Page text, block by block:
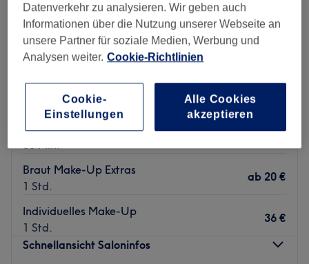
817 Bewertungen
Innenstadt, Zwickau
Auf Karte anzeigen
Wimpern kleben (Preis pro Paar)
15 €
Braut Make-Up Extras
1 Std.
ab 20 €
Individuelles Make-Up
1 Std.
36 €
Schnellansicht Saloninfos
Datenverkehr zu analysieren. Wir geben auch
Informationen über die Nutzung unserer Webseite an
unsere Partner für soziale Medien, Werbung und
Analysen weiter. Cookie-Richtlinien
Cookie-
Einstellungen
Alle Cookies
akzeptieren